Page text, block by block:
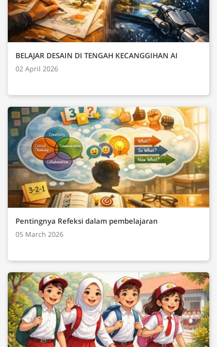
BELAJAR DESAIN DI TENGAH KECANGGIHAN AI
02 April 2026
Pentingnya Refeksi dalam pembelajaran
05 March 2026